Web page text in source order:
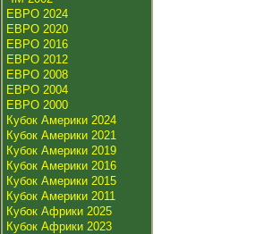
ЕВРО 2024
ЕВРО 2020
ЕВРО 2016
ЕВРО 2012
ЕВРО 2008
ЕВРО 2004
ЕВРО 2000
Кубок Америки 2024
Кубок Америки 2021
Кубок Америки 2019
Кубок Америки 2016
Кубок Америки 2015
Кубок Америки 2011
Кубок Африки 2025
Кубок Африки 2023